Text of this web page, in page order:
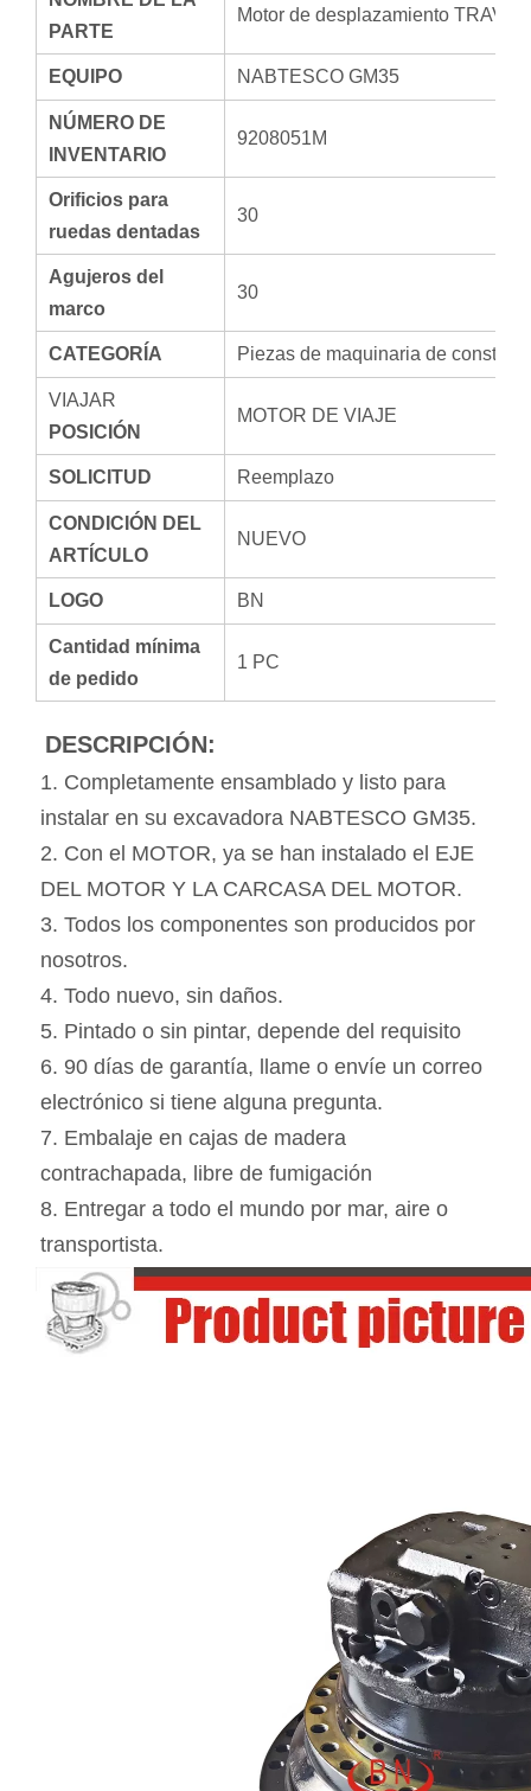
PARTE
Motor de desplazamiento
EQUIPO NABTESCO GM35
NÚMERO DE
INVENTARIO
9208051M
Orificios para
ruedas dentadas
30
Agujeros del
marco
30
CATEGORÍA Piezas de maquinaria de
VIAJAR
POSICIÓN
MOTOR DE VIAJE
SOLICITUD Reemplazo
CONDICIÓN DEL
ARTÍCULO
NUEVO
LOGO BN
Cantidad mínima
de pedido
1 PC
DESCRIPCIÓN:
1. Completamente ensamblado y listo para
instalar en su excavadora NABTESCO GM35.
2. Con el MOTOR, ya se han instalado el EJE
DEL MOTOR Y LA CARCASA DEL MOTOR.
3. Todos los componentes son producidos por
nosotros.
4. Todo nuevo, sin daños.
5. Pintado o sin pintar, depende del requisito
6. 90 días de garantía, llame o envíe un correo
electrónico si tiene alguna pregunta.
7. Embalaje en cajas de madera
contrachapada, libre de fumigación
8. Entregar a todo el mundo por mar, aire o
transportista.